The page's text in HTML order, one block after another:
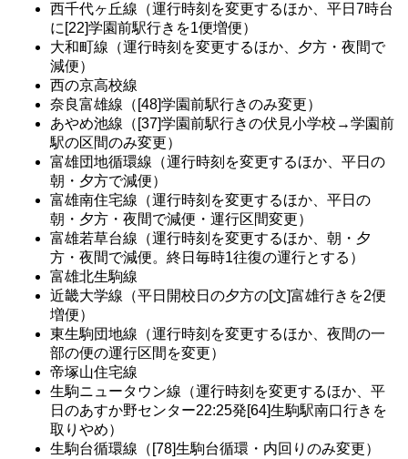
西千代ヶ丘線（運行時刻を変更するほか、平日7時台
に[22]学園前駅行きを1便増便）
大和町線（運行時刻を変更するほか、夕方・夜間で
減便）
西の京高校線
奈良富雄線（[48]学園前駅行きのみ変更）
あやめ池線（[37]学園前駅行きの伏見小学校→学園前
駅の区間のみ変更）
富雄団地循環線（運行時刻を変更するほか、平日の
朝・夕方で減便）
富雄南住宅線（運行時刻を変更するほか、平日の
朝・夕方・夜間で減便・運行区間変更）
富雄若草台線（運行時刻を変更するほか、朝・夕
方・夜間で減便。終日毎時1往復の運行とする）
富雄北生駒線
近畿大学線（平日開校日の夕方の[文]富雄行きを2便
増便）
東生駒団地線（運行時刻を変更するほか、夜間の一
部の便の運行区間を変更）
帝塚山住宅線
生駒ニュータウン線（運行時刻を変更するほか、平
日のあすか野センター22:25発[64]生駒駅南口行きを
取りやめ）
生駒台循環線（[78]生駒台循環・内回りのみ変更）